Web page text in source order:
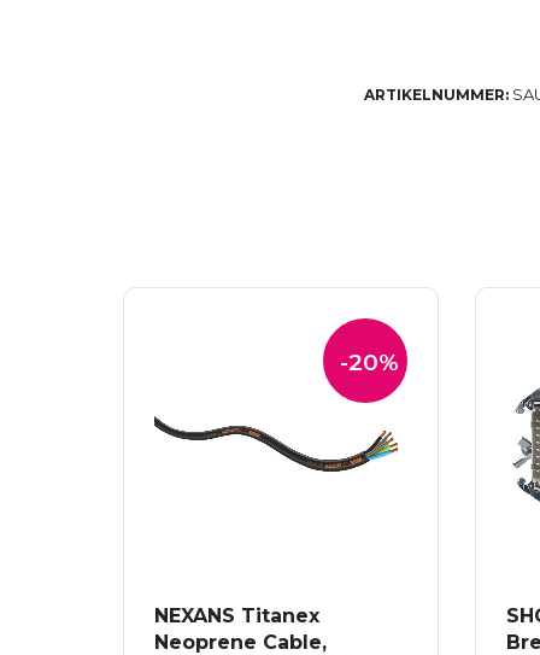
ARTIKELNUMMER:
-20%
NEXANS Titanex
Neoprene Cable,